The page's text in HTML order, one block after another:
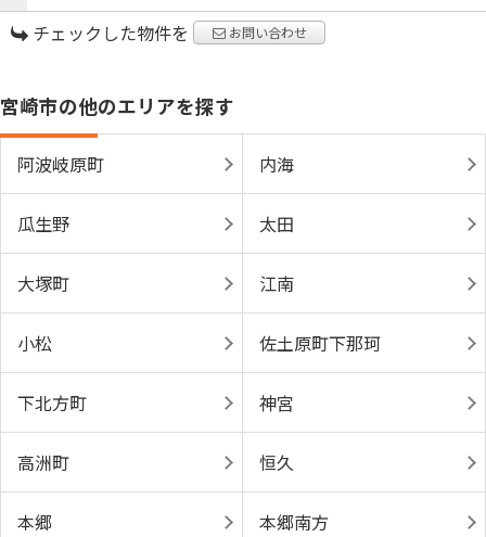
チェックした物件を お問い合わせ
宮崎市の他のエリアを探す
阿波岐原町 内海
瓜生野 太田
大塚町 江南
小松 佐土原町下那珂
下北方町 神宮
高洲町 恒久
本郷 本郷南方